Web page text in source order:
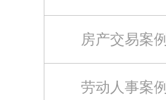
房产交易案例
劳动人事案例